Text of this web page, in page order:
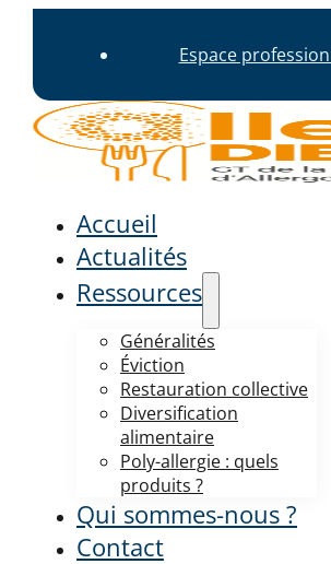
Espace
Accueil
Actualités
Ressources
Généralités
Éviction
Restauration collective
Diversification
alimentaire
Poly-allergie : quels
produits ?
Qui sommes-nous ?
Contact